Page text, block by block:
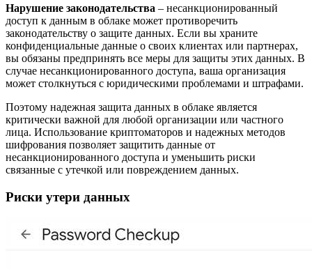
Нарушение законодательства – несанкционированный
доступ к данным в облаке может противоречить
законодательству о защите данных. Если вы храните
конфиденциальные данные о своих клиентах или партнерах,
вы обязаны предпринять все меры для защиты этих данных. В
случае несанкционированного доступа, ваша организация
может столкнуться с юридическими проблемами и штрафами.
Поэтому надежная защита данных в облаке является
критически важной для любой организации или частного
лица. Использование криптоматоров и надежных методов
шифрования позволяет защитить данные от
несанкционированного доступа и уменьшить риски
связанные с утечкой или повреждением данных.
Риски утери данных